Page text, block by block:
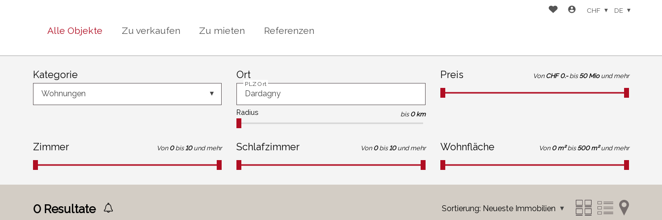
Alle Objekte Zu verkaufen Zu mieten Referenzen
CHF DE
Kategorie
Wohnungen
Ort
PLZ Ort
Radius bis 0 km
Preis Von CHF 0.- bis 50 Mio und mehr
Zimmer Von 0 bis 10 und mehr Schlafzimmer Von 0 bis 10 und mehr Wohnfläche Von 0 m² bis 500 m² und mehr
0Resultate Sortierung: Neueste Immobilien